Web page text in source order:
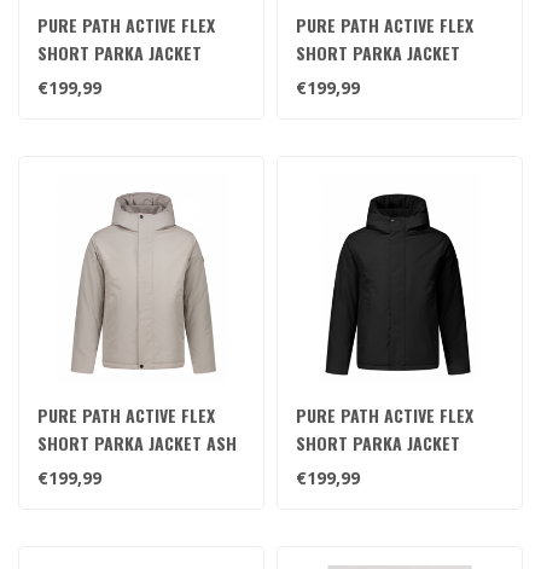
PURE PATH ACTIVE FLEX
SHORT PARKA JACKET
DARK NAVY
€199,99
PURE PATH ACTIVE FLEX
SHORT PARKA JACKET
DARK GREEN
€199,99
PURE PATH ACTIVE FLEX
SHORT PARKA JACKET ASH
GREY
€199,99
PURE PATH ACTIVE FLEX
SHORT PARKA JACKET
BLACK
€199,99